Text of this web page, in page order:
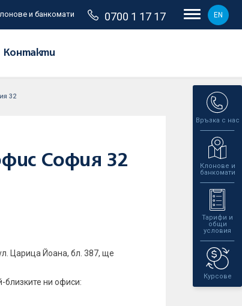
и банкомати 0700 1 17 17 EN
Контакти
Връзка с нас
Клонове и
банкомати
Тарифи и
общи
условия
Курсове
32
София 32
Царица Йоана, бл. 387, ще
близките ни офиси: